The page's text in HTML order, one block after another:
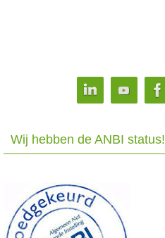
Wij hebben de ANBI status!